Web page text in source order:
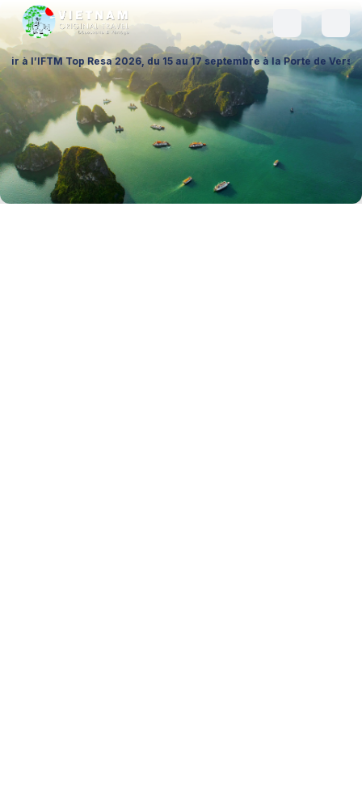
Resa 2026, du 15 au 17 septembre à la Porte de Versailles (Hall